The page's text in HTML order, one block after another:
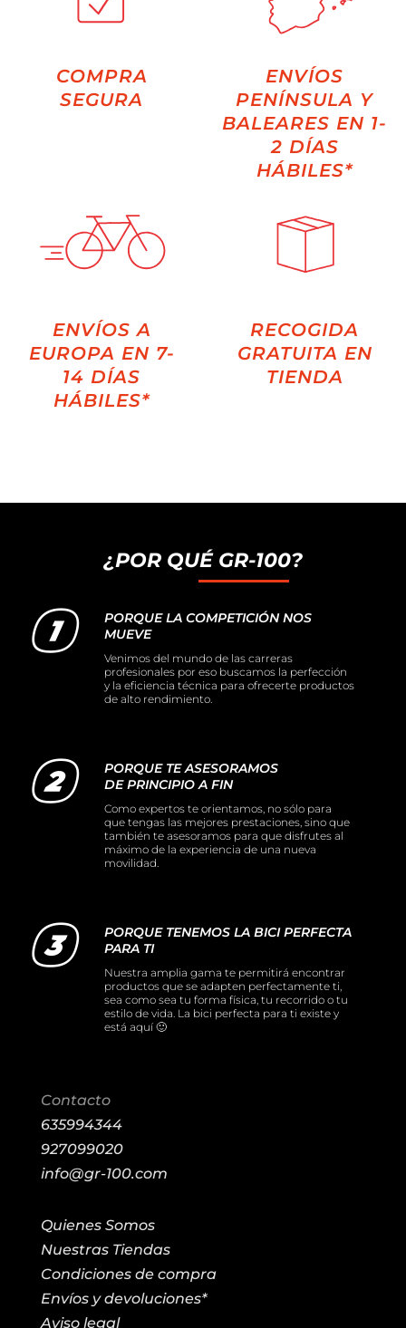
COMPRA
SEGURA
ENVÍOS
PENÍNSULA Y
BALEARES EN 1-
2 DÍAS
HÁBILES*
ENVÍOS A
EUROPA EN 7-
14 DÍAS
HÁBILES*
RECOGIDA
GRATUITA EN
TIENDA
¿POR QUÉ GR-100?
PORQUE LA COMPETICIÓN NOS
MUEVE
Venimos del mundo de las carreras
profesionales por eso buscamos la perfección
y la eficiencia técnica para ofrecerte productos
de alto rendimiento.
PORQUE TE ASESORAMOS
DE PRINCIPIO A FIN
Como expertos te orientamos, no sólo para
que tengas las mejores prestaciones, sino que
también te asesoramos para que disfrutes al
máximo de la experiencia de una nueva
movilidad.
PORQUE TENEMOS LA BICI PERFECTA
PARA TI
Nuestra amplia gama te permitirá encontrar
productos que se adapten perfectamente ti,
sea como sea tu forma física, tu recorrido o tu
estilo de vida. La bici perfecta para ti existe y
está aquí 🙂
Contacto
635994344
927099020
info@gr-100.com
Quienes Somos
Nuestras Tiendas
Condiciones de compra
Envíos y devoluciones*
Aviso legal